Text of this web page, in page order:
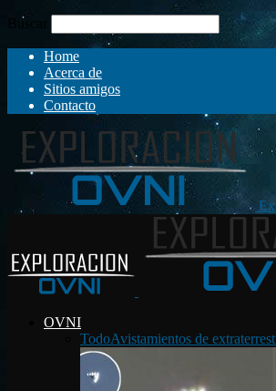
Buscar
Home
Acerca de
Sitios amigos
Contacto
OVNI
TodoAvistamientos de